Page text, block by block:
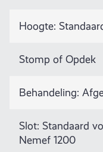
Hoogte:
Stomp of Opdek
Behandeling:
Slot: Standaard
Nemef 1200